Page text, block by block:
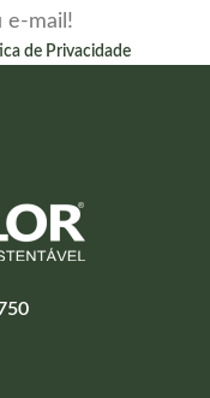
e-mail!
de Privacidade